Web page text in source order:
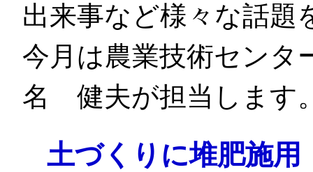
出来事など様々な話題
今月は農業技術セン
名 健夫が担当します
土づくりに堆肥施